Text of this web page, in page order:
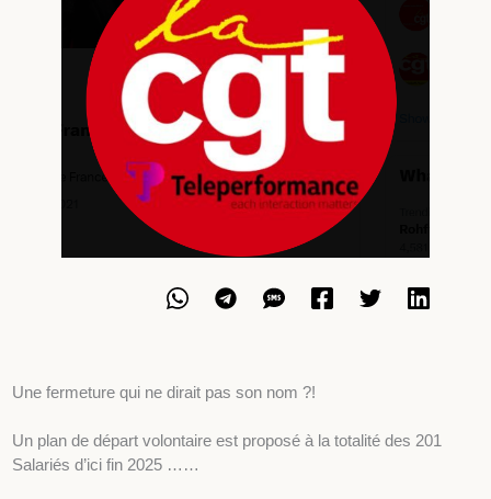
Une fermeture qui ne dirait pas son nom ?!
Un plan de départ volontaire est proposé à la totalité des 201
Salariés d’ici fin 2025 ……